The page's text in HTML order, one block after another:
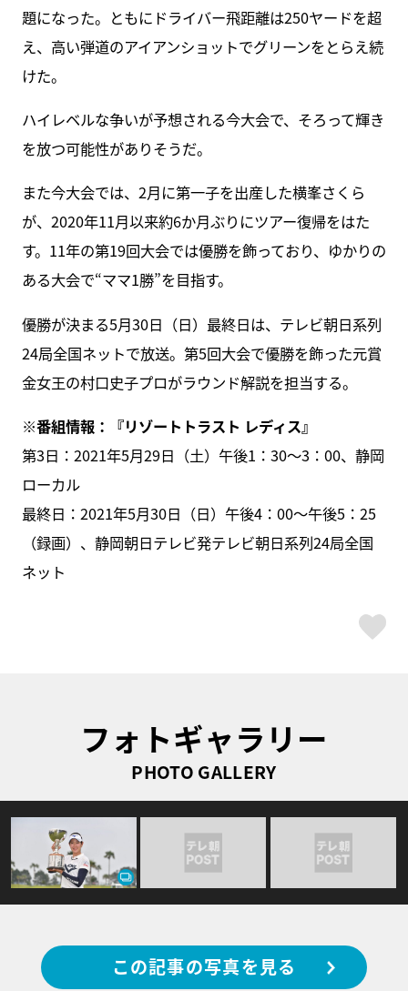
題になった。ともにドライバー飛距離は250ヤードを超
え、高い弾道のアイアンショットでグリーンをとらえ続
けた。
ハイレベルな争いが予想される今大会で、そろって輝き
を放つ可能性がありそうだ。
また今大会では、2月に第一子を出産した横峯さくら
が、2020年11月以来約6か月ぶりにツアー復帰をはた
す。11年の第19回大会では優勝を飾っており、ゆかりの
ある大会で“ママ1勝”を目指す。
優勝が決まる5月30日（日）最終日は、テレビ朝日系列
24局全国ネットで放送。第5回大会で優勝を飾った元賞
金女王の村口史子プロがラウンド解説を担当する。
※番組情報：『リゾートトラスト レディス』
第3日：2021年5月29日（土）午後1：30～3：00、静岡
ローカル
最終日：2021年5月30日（日）午後4：00～午後5：25
（録画）、静岡朝日テレビ発テレビ朝日系列24局全国
ネット
フォトギャラリー
PHOTO GALLERY
この記事の写真を見る